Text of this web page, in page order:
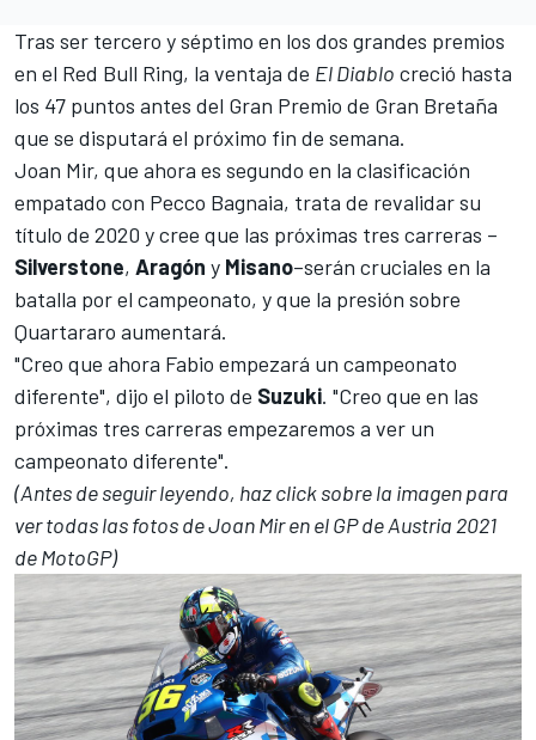
Tras ser tercero y séptimo en los dos grandes premios
en el Red Bull Ring, la ventaja de El Diablo creció hasta
los 47 puntos antes del Gran Premio de Gran Bretaña
que se disputará el próximo fin de semana.
Joan Mir, que ahora es segundo en la clasificación
empatado con Pecco Bagnaia, trata de revalidar su
título de 2020 y cree que las próximas tres carreras –
Silverstone, Aragón y Misano–serán cruciales en la
batalla por el campeonato, y que la presión sobre
Quartararo aumentará.
"Creo que ahora Fabio empezará un campeonato
diferente", dijo el piloto de Suzuki. "Creo que en las
próximas tres carreras empezaremos a ver un
campeonato diferente".
(Antes de seguir leyendo, haz click sobre la imagen para
ver todas las fotos deJoan Miren el GP de Austria 2021
de MotoGP)